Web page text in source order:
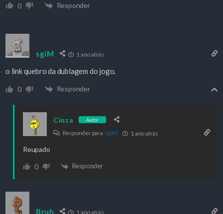
0 Responder
sgiM 1 ano atrás
o link quebro da dublagem do jogo.
0 Responder
Cinza Autor
Responder para sgiM 1 ano atrás
Reupado
0 Responder
Bruh 1 ano atrás